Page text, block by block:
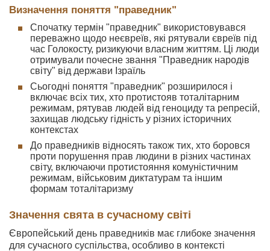
Визначення поняття "праведник"
Спочатку термін "праведник" використовувався
переважно щодо неєвреїв, які рятували євреїв під
час Голокосту, ризикуючи власним життям. Ці люди
отримували почесне звання "Праведник народів
світу" від держави Ізраїль
Сьогодні поняття "праведник" розширилося і
включає всіх тих, хто протистояв тоталітарним
режимам, рятував людей від геноциду та репресій,
захищав людську гідність у різних історичних
контекстах
До праведників відносять також тих, хто боровся
проти порушення прав людини в різних частинах
світу, включаючи протистояння комуністичним
режимам, військовим диктатурам та іншим
формам тоталітаризму
Значення свята в сучасному світі
Європейський день праведників має глибоке значення
для сучасного суспільства, особливо в контексті